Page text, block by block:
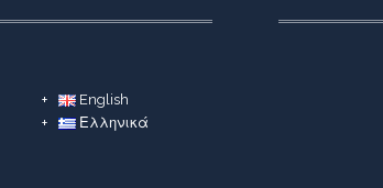
English
Ελληνικά